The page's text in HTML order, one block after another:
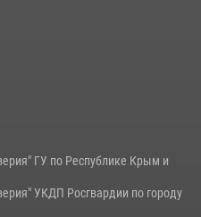
ГУ по Республике Крым и
УКДП Росгвардии по городу